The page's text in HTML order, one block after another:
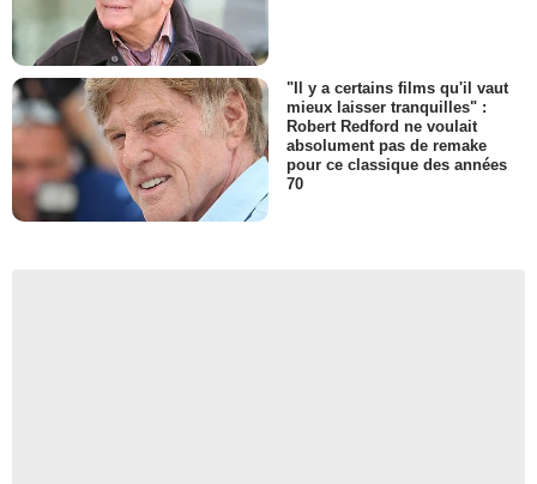
"Il y a certains films qu'il vaut
mieux laisser tranquilles" :
Robert Redford ne voulait
absolument pas de remake
pour ce classique des années
70